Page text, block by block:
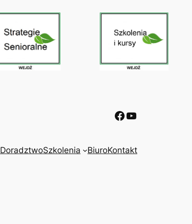
Facebook
YouTube
DoradztwoSzkolenia BiuroKontakt